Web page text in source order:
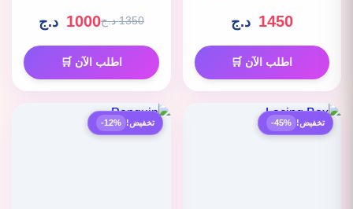
1450 د.ج
اطلب الآن 🛒
1350 د.ج 1000 د.ج
اطلب الآن 🛒
تخفيض! -45% تخفيض! -12%